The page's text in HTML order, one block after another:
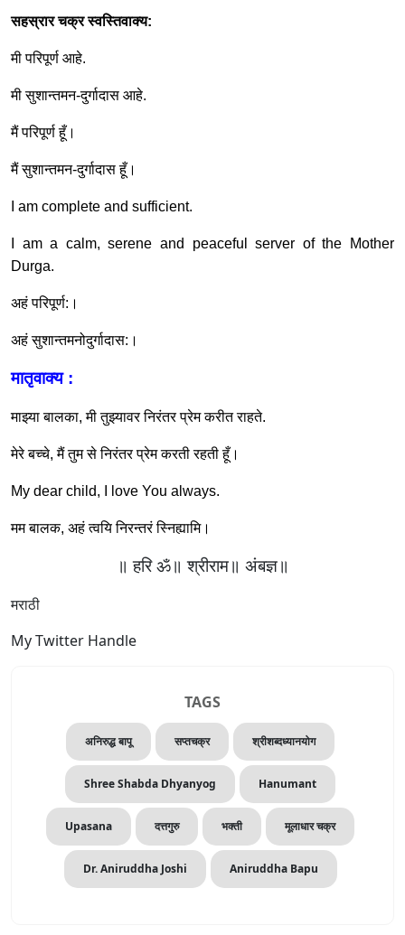
सहस्रार चक्र स्वस्तिवाक्य:
मी परिपूर्ण आहे.
मी सुशान्तमन-दुर्गादास आहे.
मैं परिपूर्ण हूँ।
मैं सुशान्तमन-दुर्गादास हूँ।
I am complete and sufficient.
I am a calm, serene and peaceful server of the Mother
Durga.
अहं परिपूर्ण: ।
अहं सुशान्तमनोदुर्गादास: ।
मातृवाक्य :
माझ्या बालका,मी तुझ्यावर निरंतर प्रेम करीत राहते.
मेरे बच्चे,मैं तुम से निरंतर प्रेम करती रहती हूँ।
My dear child, I love You always.
मम बालक, अहं त्वयि निरन्तरं स्निह्यामि।
॥ हरि ॐ॥ श्रीराम॥ अंबज्ञ॥
मराठी
My Twitter Handle
TAGS
अनिरुद्ध बापू सप्तचक्र श्रीशब्दध्यानयोग
Shree Shabda Dhyanyog Hanumant
Upasana दत्तगुरु भक्ती मूलाधार चक्र
Dr. Aniruddha Joshi Aniruddha Bapu